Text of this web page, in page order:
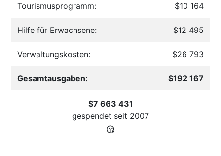
Tourismusprogramm: $10 164
Hilfe für Erwachsene: $12 495
Verwaltungskosten: $26 793
Gesamtausgaben: $192 167
$7 663 431
gespendet seit 2007